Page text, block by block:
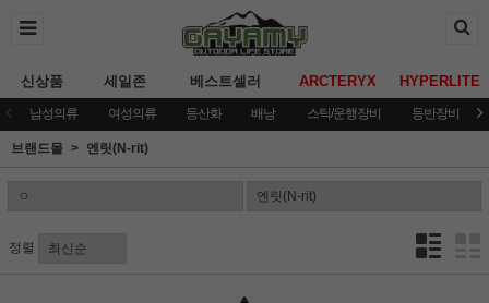
신상품 세일존 베스트셀러 ARCTERYX HYPERLITE
남성의류 여성의류 등산화 배낭 스틱/운행장비 등반장비
브랜드몰 엔릿(N-rit)
정렬